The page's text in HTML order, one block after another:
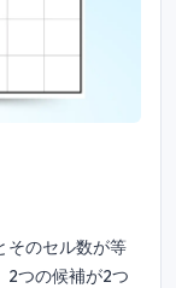
そのセル数が等
2つの候補が2つ